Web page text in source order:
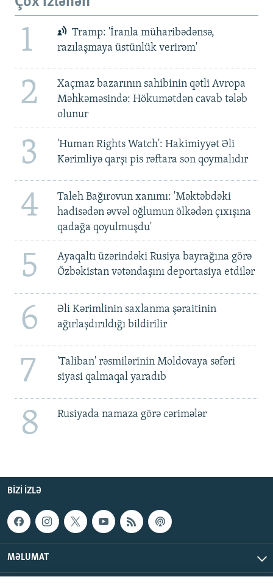
1
Tramp: 'İranla müharibədənsə,
razılaşmaya üstünlük verirəm'
2
Xaçmaz bazarının sahibinin qətli Avropa
Məhkəməsində: Hökumətdən cavab tələb
olunur
3
'Human Rights Watch': Hakimiyyət Əli
Kərimliyə qarşı pis rəftara son qoymalıdır
4
Taleh Bağırovun xanımı: 'Məktəbdəki
hadisədən əvvəl oğlumun ölkədən çıxışına
qadağa qoyulmuşdu'
5
Ayaqaltı üzərindəki Rusiya bayrağına görə
Özbəkistan vətəndaşını deportasiya etdilər
6
Əli Kərimlinin saxlanma şəraitinin
ağırlaşdırıldığı bildirilir
7
'Taliban' rəsmilərinin Moldovaya səfəri
siyasi qalmaqal yaradıb
8 Rusiyada namaza görə cərimələr
BIZI IZLƏ
MƏLUMAT